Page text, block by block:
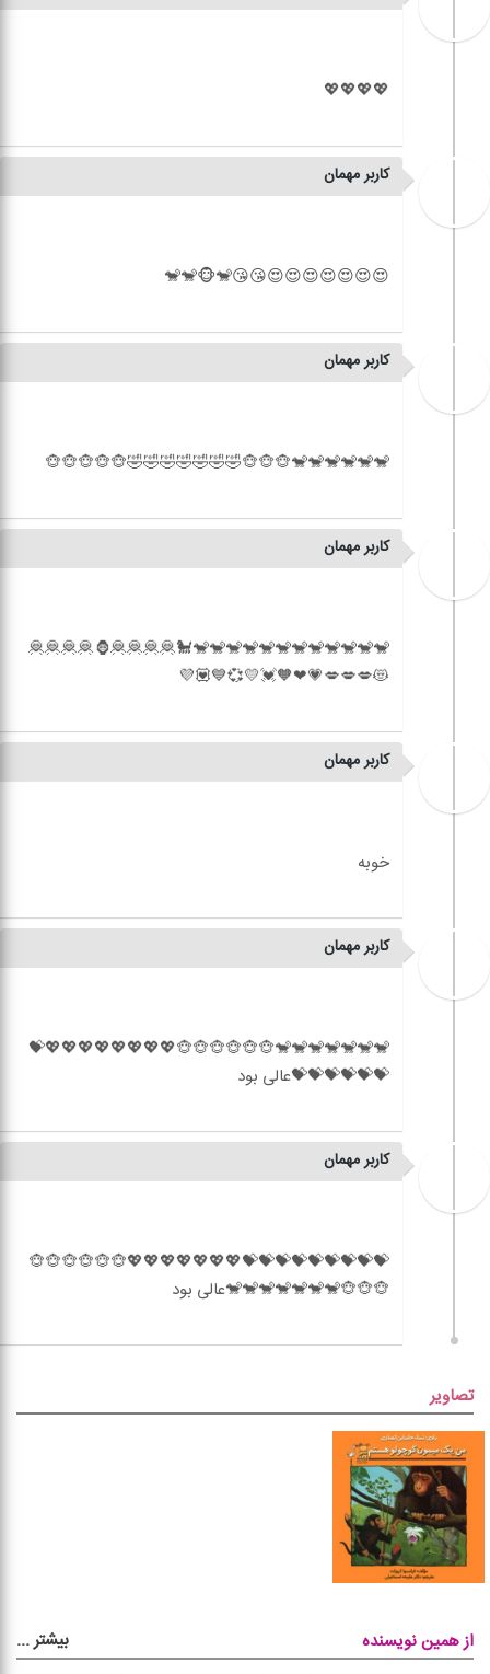
کاربر مهمان
کاربر مهمان
کاربر مهمان
🐒🐒🐒🐒🐒🐒🐒🐒🐒🐒🐒🐒🐩🦧🦧🦧🦧🦍🦧🦧🦧🦧
کاربر مهمان
کاربر مهمان
🐒🐒🐒🐒🐒🐒🐒🐵🐵🐵🐵🐵🐵💖💖💖💖💖💖💖💖💝
کاربر مهمان
💝💝💝💝💝💝💝💝💝💖💖💖💖💖💖💖🐵🐵🐵🐵🐵🐵
تصاویر
از همین نویسنده بیشتر...